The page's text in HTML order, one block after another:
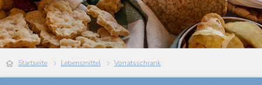
Startseite Lebensmittel Vorratsschrank